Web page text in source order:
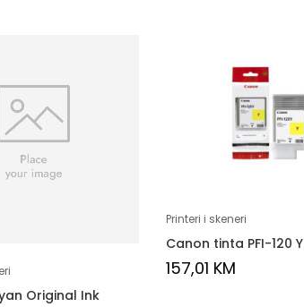
Original Ink
Printeri i skeneri
Canon tinta PFI-120 Y
157,01 KM